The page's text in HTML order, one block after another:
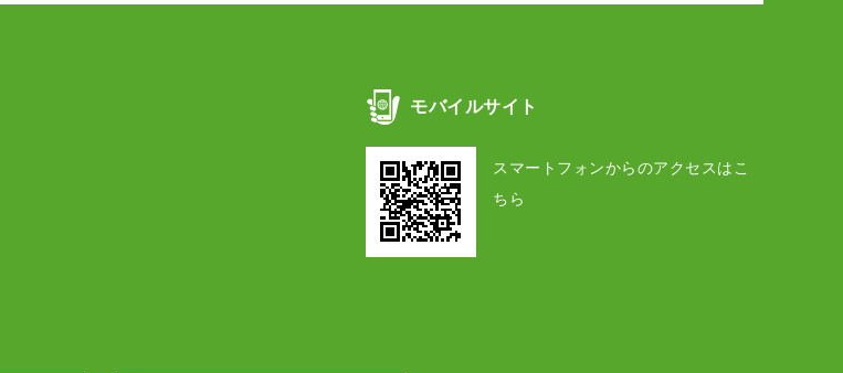
モバイルサイト
スマートフォンからのアクセスはこ
ちら